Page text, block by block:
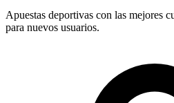
Apuestas deportivas con las mejores
para nuevos usuarios.